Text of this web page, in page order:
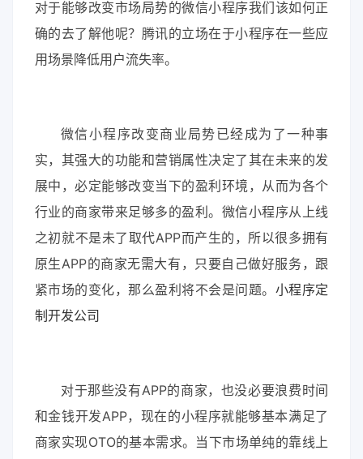
对于能够改变市场局势的微信小程序我们该如何正
确的去了解他呢？腾讯的立场在于小程序在一些应
用场景降低用户流失率。
微信小程序改变商业局势已经成为了一种事
实，其强大的功能和营销属性决定了其在未来的发
展中，必定能够改变当下的盈利环境，从而为各个
行业的商家带来足够多的盈利。微信小程序从上线
之初就不是未了取代APP而产生的，所以很多拥有
原生APP的商家无需大有，只要自己做好服务，跟
紧市场的变化，那么盈利将不会是问题。 小程序定
制开发公司
对于那些没有APP的商家，也没必要浪费时间
和金钱开发APP，现在的小程序就能够基本满足了
商家实现OTO的基本需求。当下市场单纯的靠线上